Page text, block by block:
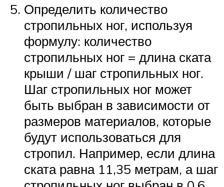
Определить количество
стропильных ног, используя
формулу: количество
стропильных ног = длина ската
крыши / шаг стропильных ног.
Шаг стропильных ног может
быть выбран в зависимости от
размеров материалов, которые
будут использоваться для
стропил. Например, если длина
ската равна 11,35 метрам, а шаг